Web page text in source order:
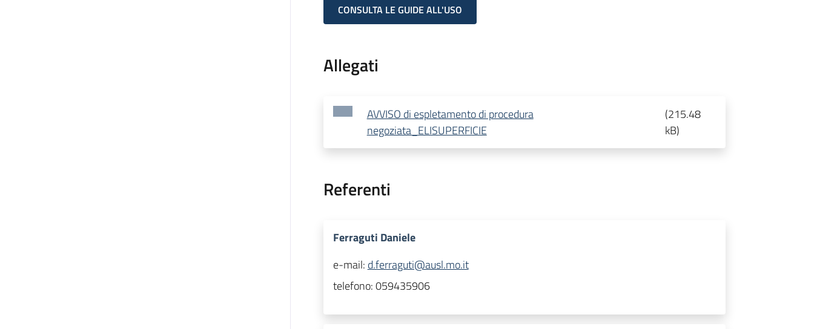
CONSULTA LE GUIDE ALL'USO
Allegati
AVVISO di espletamento di procedura
negoziata_ELISUPERFICIE
(215.48
kB)
Referenti
Ferraguti Daniele
e-mail: d.ferraguti@ausl.mo.it
telefono:059435906